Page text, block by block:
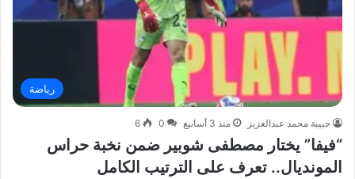
رياضة
حبيبة محمد عبدالعزيز منذ 3 أسابيع 0
6
“فيفا” يختار مصطفى شوبير ضمن نخبة حراس
المونديال.. تعرف على الترتيب الكامل